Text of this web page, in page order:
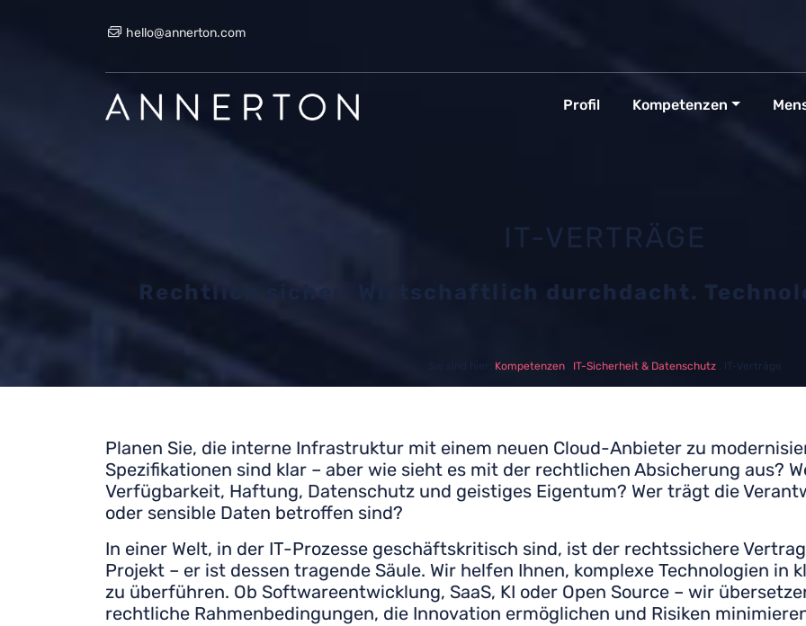
hello@annerton.com
Profil Kompetenzen
IT-VERTRÄGE
Rechtlich sicher. Wirtschaftlich durchdacht.
Kompetenzen. IT-Sicherheit & Datenschutz. IT-Verträge
Planen Sie, die interne Infrastruktur mit einem neuen Cloud-Anbieter zu
Spezifikationen sind klar – aber wie sieht es mit der rechtlichen Absicherung aus?
Verfügbarkeit, Haftung, Datenschutz und geistiges Eigentum? Wer trägt die
oder sensible Daten betroffen sind?
In einer Welt, in der IT-Prozesse geschäftskritisch sind, ist der rechtssichere
Projekt – er ist dessen tragende Säule. Wir helfen Ihnen, komplexe Technologien
zu überführen. Ob Softwareentwicklung, SaaS, KI oder Open Source – wir
rechtliche Rahmenbedingungen, die Innovation ermöglichen und Risiken